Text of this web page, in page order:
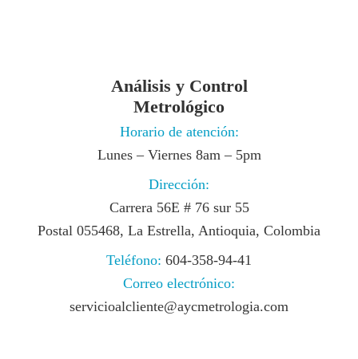
Análisis y Control
Metrológico
Horario de atención:
Lunes – Viernes 8am – 5pm
Dirección:
Carrera 56E # 76 sur 55
Postal 055468, La Estrella, Antioquia, Colombia
Teléfono: 604-358-94-41
Correo electrónico:
servicioalcliente@aycmetrologia.com